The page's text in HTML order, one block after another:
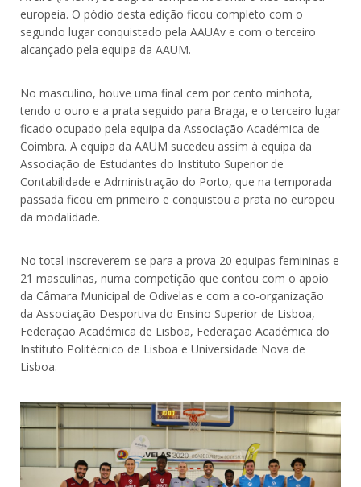
europeia. O pódio desta edição ficou completo com o
segundo lugar conquistado pela AAUAv e com o terceiro
alcançado pela equipa da AAUM.
No masculino, houve uma final cem por cento minhota,
tendo o ouro e a prata seguido para Braga, e o terceiro lugar
ficado ocupado pela equipa da Associação Académica de
Coimbra. A equipa da AAUM sucedeu assim à equipa da
Associação de Estudantes do Instituto Superior de
Contabilidade e Administração do Porto, que na temporada
passada ficou em primeiro e conquistou a prata no europeu
da modalidade.
No total inscreverem-se para a prova 20 equipas femininas e
21 masculinas, numa competição que contou com o apoio
da Câmara Municipal de Odivelas e com a co-organização
da Associação Desportiva do Ensino Superior de Lisboa,
Federação Académica de Lisboa, Federação Académica do
Instituto Politécnico de Lisboa e Universidade Nova de
Lisboa.